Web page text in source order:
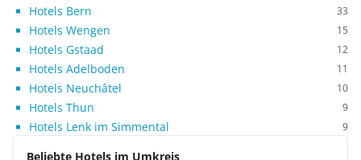
Hotels Bern 33
Hotels Wengen 15
Hotels Gstaad 12
Hotels Adelboden 11
Hotels Neuchâtel 10
Hotels Thun 9
Hotels Lenk im Simmental 9
Beliebte Hotels im Umkreis